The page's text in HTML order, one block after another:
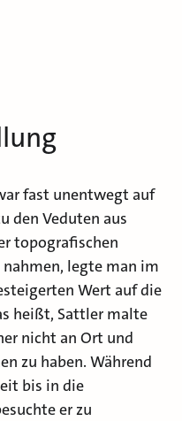
fast unentwegt auf
den Veduten aus
topografischen
legte man im
Wert auf die
heißt, Sattler malte
nicht an Ort und
zu haben. Während
bis in die
er zu